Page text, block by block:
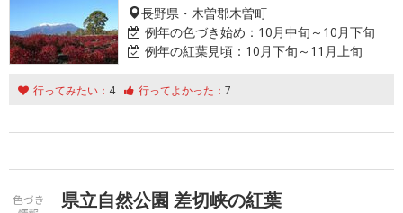
長野県・木曽郡木曽町
例年の色づき始め： 10月中旬～10月下旬
例年の紅葉見頃： 10月下旬～11月上旬
行ってみたい： 4 行ってよかった： 7
県立自然公園 差切峡の紅葉